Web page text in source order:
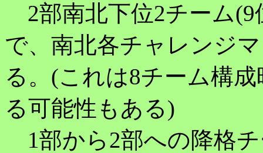
2部南北下位2チーム(9
で、南北各チャレンジ
る。(これは8チーム構
る可能性もある)
1部から2部への降格